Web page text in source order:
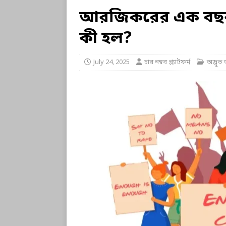
আরজিকরের এক
কী হল?
July 24, 2025 চার নম্বর প্ল্যাটফর্ম অদ্ভুত